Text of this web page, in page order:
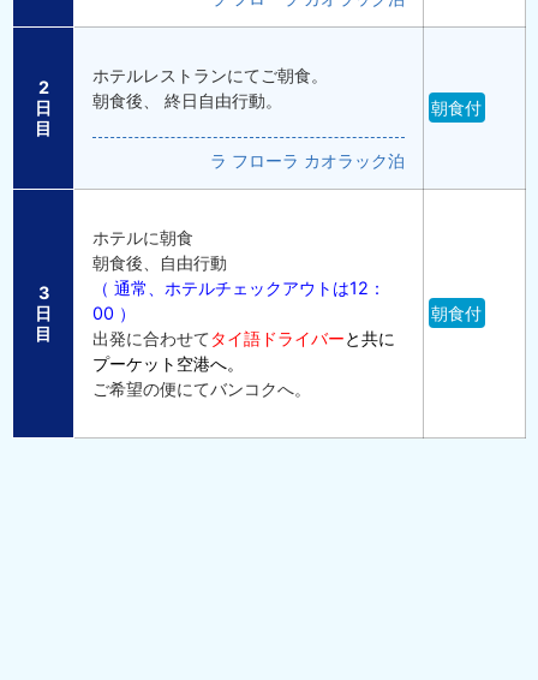
2
日
目
ホテルレストランにてご朝食。
朝食後、 終日自由行動。
ラ フローラ カオラック泊
朝食付
3
日
目
ホテルに朝食
朝食後、自由行動
（ 通常、ホテルチェックアウトは12：
00 ）
出発に合わせてタイ語ドライバーと共に
プーケット空港へ。
ご希望の便にてバンコクへ。
朝食付